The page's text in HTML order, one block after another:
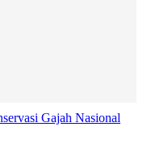
Gajah Nasional